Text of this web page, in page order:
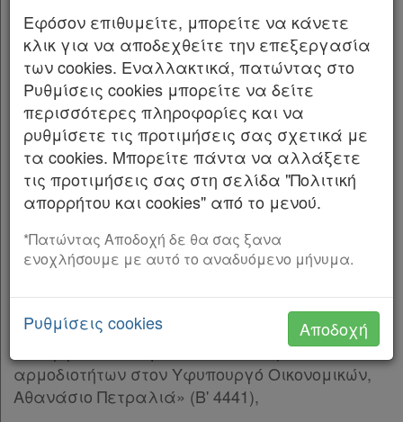
Χρήσιμα
Assistant
Νομολογία
Kodiko
Forum
σύνδεσης των Α.Ε.Ι. με την κοινωνία και λοιπές
διατάξεις» (Α΄ 141) και ιδίως του άρθρου 260
παρ. 5,
β) του ν. 4548/2018 «Αναμόρφωση του δικαίου
των ανωνύμων εταιρειών» (Α΄ 104),
γ) του άρθρου 90 του Κώδικα Νομοθεσίας για
την Κυβέρνηση και τα κυβερνητικά όργανα
διατηρήθηκε σε ισχύ με την παρ. 22 του
άρθρου 119 του ν. 4622/2019 (Α΄ 133),
δ) της 102928 ΕΞ2023/10.07.2023 κοινής
απόφασης του Πρωθυπουργού και του
αρμοδιοτήτων στον Υφυπουργό Οικονομικών,
Αθανάσιο Πετραλιά» (Β' 4441),
Εφόσον επιθυμείτε, μπορείτε να κάνετε
κλικ για να αποδεχθείτε την επεξεργασία
των cookies. Εναλλακτικά, πατώντας στο
Ρυθμίσεις cookies μπορείτε να δείτε
περισσότερες πληροφορίες και να
ρυθμίσετε τις προτιμήσεις σας σχετικά με
τα cookies. Μπορείτε πάντα να αλλάξετε
τις προτιμήσεις σας στη σελίδα "Πολιτική
απορρήτου και cookies" από το μενού.
*Πατώντας Αποδοχή δε θα σας ξανα
ενοχλήσουμε με αυτό το αναδυόμενο μήνυμα.
Ρυθμίσεις cookies Αποδοχή